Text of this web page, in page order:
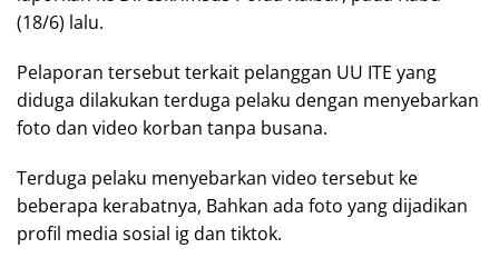
(18/6) lalu.
Pelaporan tersebut terkait pelanggan UU ITE yang
diduga dilakukan terduga pelaku dengan menyebarkan
foto dan video korban tanpa busana.
Terduga pelaku menyebarkan video tersebut ke
beberapa kerabatnya, Bahkan ada foto yang dijadikan
profil media sosial ig dan tiktok.